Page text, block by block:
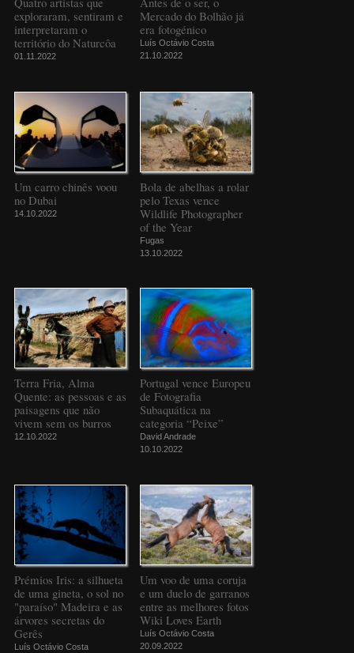
exploraram, sentiram e
interpretaram o
território do Naturcôa
01.11.2022
Mercado do Bolhão já
era fotogénico
Luís Octávio Costa
21.10.2022
Um carro chinês voou
no Dubai
14.10.2022
Bola de abelhas a rolar
pelo Texas vence
Wildlife Photographer
of the Year
Fugas
13.10.2022
Terra Fria, Alma
Quente: as pessoas e as
paisagens que não
vivem sem os burros
12.10.2022
Portugal vence Europeu
de Fotografia
Subaquática na
categoria “Peixe”
David Andrade
10.10.2022
Prémios Iris: a silhueta
de uma gineta, o sol no
"paraíso" Madeira e as
árvores secretas do
Gerês
Luís Octávio Costa
Um voo de uma coruja
e um duelo de garranos
entre as melhores fotos
Wiki Loves Earth
Luís Octávio Costa
20.09.2022